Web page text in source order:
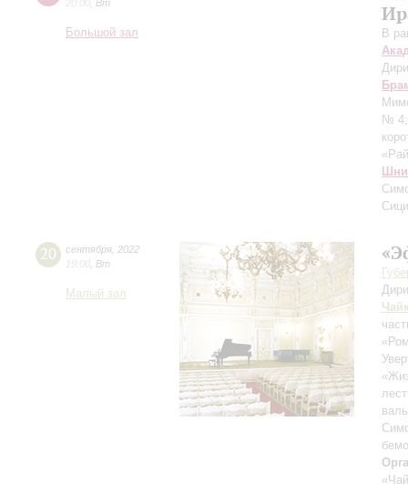
20:00 Вт
Большой зал
В
№
20 сентября 2022
19:00 Вт
Малый зал